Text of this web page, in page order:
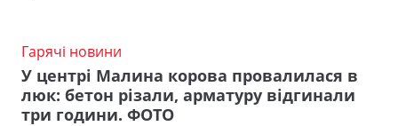
Гарячі новини
У центрі Малина корова провалилася в
люк: бетон різали, арматуру відгинали
три години. ФОТО